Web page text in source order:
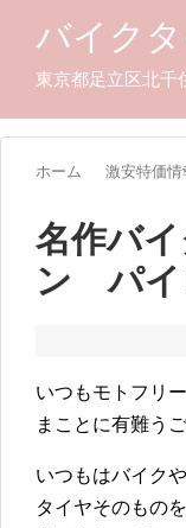
バイク
東京都足立区北千
ホーム 激安特価情
名作バ
ン パイ
いつもモトフリ
まことに有難う
いつもはバイク
タイヤそのもの